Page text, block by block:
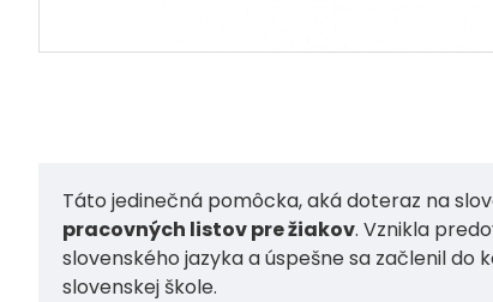
Táto jedinečná pomôcka, aká doteraz na
pracovných listov pre žiakov. Vznikla
slovenského jazyka a úspešne sa začlenil
slovenskej škole.